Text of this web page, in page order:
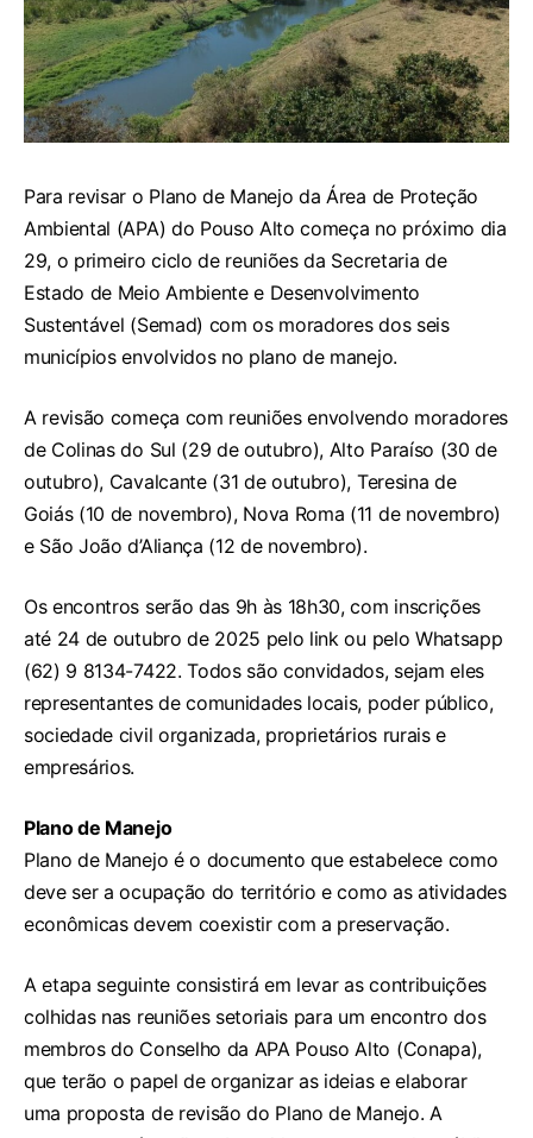
Para revisar o Plano de Manejo da Área de Proteção
Ambiental (APA) do Pouso Alto começa no próximo dia
29, o primeiro ciclo de reuniões da Secretaria de
Estado de Meio Ambiente e Desenvolvimento
Sustentável (Semad) com os moradores dos seis
municípios envolvidos no plano de manejo.
A revisão começa com reuniões envolvendo moradores
de Colinas do Sul (29 de outubro), Alto Paraíso (30 de
outubro), Cavalcante (31 de outubro), Teresina de
Goiás (10 de novembro), Nova Roma (11 de novembro)
e São João d’Aliança (12 de novembro).
Os encontros serão das 9h às 18h30, com inscrições
até 24 de outubro de 2025 pelo link ou pelo Whatsapp
(62) 9 8134-7422. Todos são convidados, sejam eles
representantes de comunidades locais, poder público,
sociedade civil organizada, proprietários rurais e
empresários.
Plano de Manejo
Plano de Manejo é o documento que estabelece como
deve ser a ocupação do território e como as atividades
econômicas devem coexistir com a preservação.
A etapa seguinte consistirá em levar as contribuições
colhidas nas reuniões setoriais para um encontro dos
membros do Conselho da APA Pouso Alto (Conapa),
que terão o papel de organizar as ideias e elaborar
uma proposta de revisão do Plano de Manejo. A